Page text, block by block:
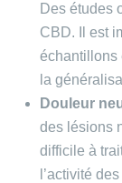
Des études
CBD. Il est
échantillons
la
Douleur
des lésions
difficile à
l’activité